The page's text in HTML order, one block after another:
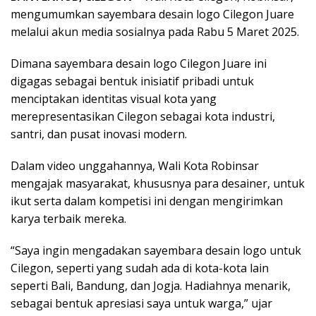
mengumumkan sayembara desain logo Cilegon Juare
melalui akun media sosialnya pada Rabu 5 Maret 2025.
Dimana sayembara desain logo Cilegon Juare ini
digagas sebagai bentuk inisiatif pribadi untuk
menciptakan identitas visual kota yang
merepresentasikan Cilegon sebagai kota industri,
santri, dan pusat inovasi modern.
Dalam video unggahannya, Wali Kota Robinsar
mengajak masyarakat, khususnya para desainer, untuk
ikut serta dalam kompetisi ini dengan mengirimkan
karya terbaik mereka.
“Saya ingin mengadakan sayembara desain logo untuk
Cilegon, seperti yang sudah ada di kota-kota lain
seperti Bali, Bandung, dan Jogja. Hadiahnya menarik,
sebagai bentuk apresiasi saya untuk warga,” ujar